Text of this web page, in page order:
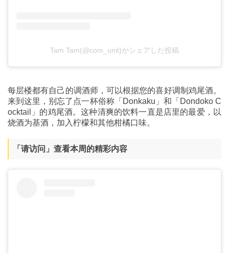
Tam Tam(@com_unit)がシェアした投稿
每层楼都有自己的调酒师，可以根据您的喜好调制鸡尾酒。
来到这里，别忘了点一杯俗称「Donkaku」和「Dondoko C
ocktail」的鸡尾酒。这种清爽的饮料一直是店里的最爱，以
烧酒为基酒，加入柠檬和其他柑橘口味。
「请访问」查看本周的精彩内容